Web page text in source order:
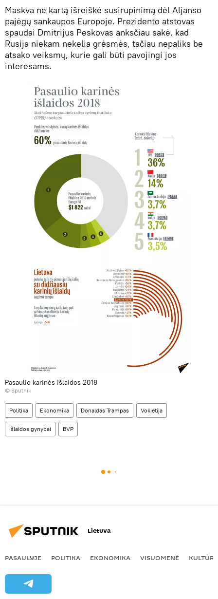
Maskva ne kartą išreiškė susirūpinimą dėl Aljanso
pajėgų sankaupos Europoje. Prezidento atstovas
spaudai Dmitrijus Peskovas anksčiau sakė, kad
Rusija niekam nekelia grėsmės, tačiau nepaliks be
atsako veiksmų, kurie gali būti pavojingi jos
interesams.
Pasaulio karinės išlaidos 2018
© Sputnik
Politika Ekonomika Donaldas Trampas Vokietija
išlaidos gynybai BVP
Lietuva
PASAULYJE POLITIKA EKONOMIKA VISUOMENĖ KULTŪRA